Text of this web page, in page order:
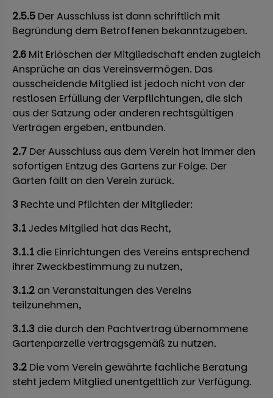
2.5.5 Der Ausschluss ist dann schriftlich mit
Begründung dem Betroffenen bekanntzugeben.
2.6 Mit Erlöschen der Mitgliedschaft enden zugleich
Ansprüche an das Vereinsvermögen. Das
ausscheidende Mitglied ist jedoch nicht von der
restlosen Erfüllung der Verpflichtungen, die sich
aus der Satzung oder anderen rechtsgültigen
Verträgen ergeben, entbunden.
2.7 Der Ausschluss aus dem Verein hat immer den
sofortigen Entzug des Gartens zur Folge. Der
Garten fällt an den Verein zurück.
3 Rechte und Pflichten der Mitglieder:
3.1Jedes Mitglied hat das Recht,
3.1.1 die Einrichtungen des Vereins entsprechend
ihrer Zweckbestimmung zu nutzen,
3.1.2 an Veranstaltungen des Vereins
teilzunehmen,
3.1.3 die durch den Pachtvertrag übernommene
Gartenparzelle vertragsgemäß zu nutzen.
3.2 Die vom Verein gewährte fachliche Beratung
steht jedem Mitglied unentgeltlich zur Verfügung.